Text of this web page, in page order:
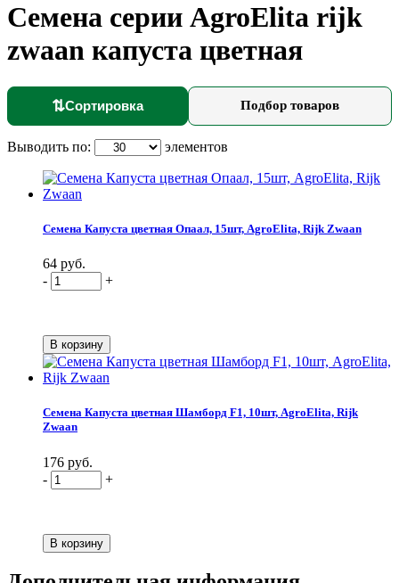
Семена серии AgroElita rijk
zwaan капуста цветная
⇅Сортировка Подбор товаров
Выводить по: элементов
Семена Капуста цветная Опаал, 15шт, AgroElita, Rijk Zwaan
64 руб.
-
+
Семена Капуста цветная Шамборд F1, 10шт, AgroElita, Rijk
Zwaan
176 руб.
-
+